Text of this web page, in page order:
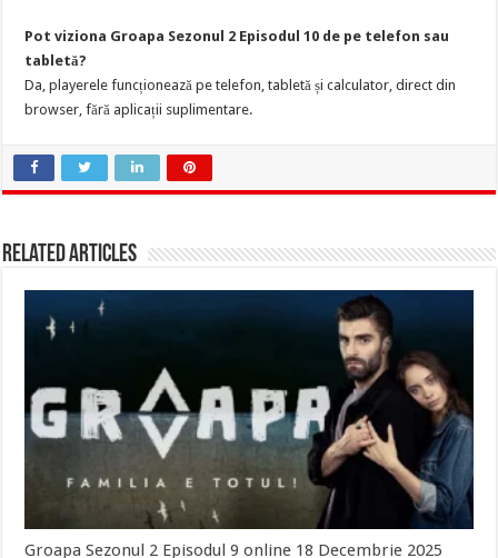
Pot viziona Groapa Sezonul 2 Episodul 10 de pe telefon sau
tabletă?
Da, playerele funcționează pe telefon, tabletă și calculator, direct din
browser, fără aplicații suplimentare.
Related Articles
Groapa Sezonul 2 Episodul 9 online 18 Decembrie 2025